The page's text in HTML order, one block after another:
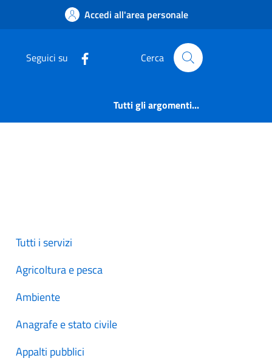
Accedi all'area personale
Seguici su Cerca
Tutti gli argomenti...
Tutti i servizi
Agricoltura e pesca
Ambiente
Anagrafe e stato civile
Appalti pubblici